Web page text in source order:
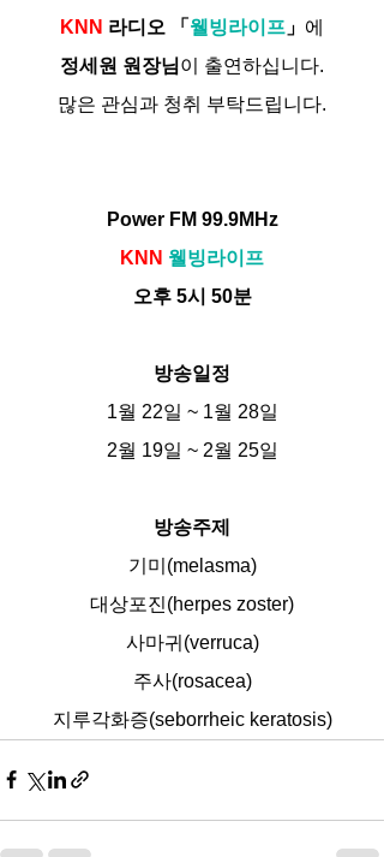
KNN 라디오 「 웰빙라이프 」 에
정세원 원장님이 출연하십니다.
많은 관심과 청취 부탁드립니다.
Power FM 99.9MHz
KNN 웰빙라이프
오후 5시 50분
방송일정
1월 22일 ~ 1월 28일
2월 19일 ~ 2월 25일
방송주제
기미(melasma)
대상포진(herpes zoster)
사마귀(verruca)
주사(rosacea)
지루각화증(seborrheic keratosis)